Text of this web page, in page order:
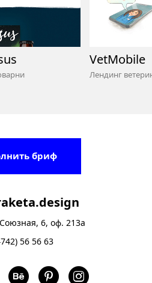
6, оф. 213а
56 56 63
b p I
бриф
VetMobile
Лендинг